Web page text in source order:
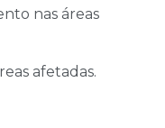
nas áreas
afetadas.